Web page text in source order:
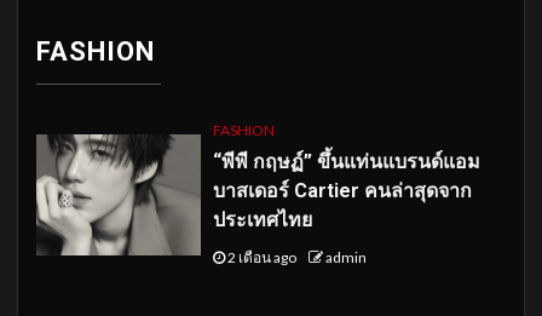
FASHION
FASHION
“พีพี กฤษฏ์” ขึ้นแท่นแบรนด์แอม
บาสเดอร์ Cartier คนล่าสุดจาก
ประเทศไทย
2 เดือน ago admin